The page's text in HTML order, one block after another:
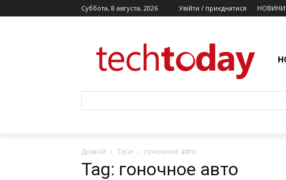
Суббота, 8 августа, 2026 Увійти / приєднатися НОВИНИ
Домой Теги гоночное авто
Tag: гоночное авто